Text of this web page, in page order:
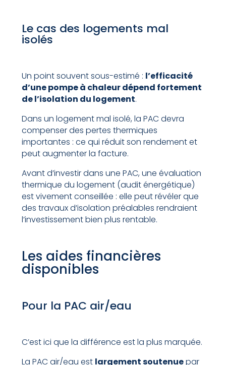
Le cas des logements mal
isolés
Un point souvent sous-estimé : l’efficacité
d’une pompe à chaleur dépend fortement
de l’isolation du logement.
Dans un logement mal isolé, la PAC devra
compenser des pertes thermiques
importantes : ce qui réduit son rendement et
peut augmenter la facture.
Avant d’investir dans une PAC, une évaluation
thermique du logement (audit énergétique)
est vivement conseillée : elle peut révéler que
des travaux d’isolation préalables rendraient
l’investissement bien plus rentable.
Les aides financières
disponibles
Pour la PAC air/eau
C’est ici que la différence est la plus marquée.
La PAC air/eau est largement soutenuepar